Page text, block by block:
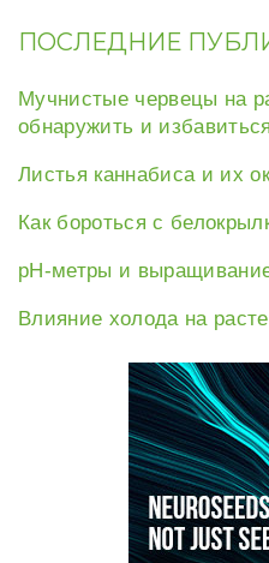
ПОСЛЕДНИЕ
Мучнистые червецы на
обнаружить и
Листья каннабиса и их
Как бороться с
рН-метры и
Влияние холода на